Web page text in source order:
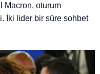
Macron, oturum
İki lider bir süre sohbet